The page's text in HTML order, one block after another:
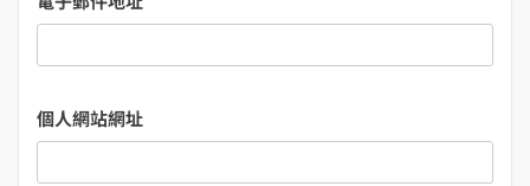
個人網站網址